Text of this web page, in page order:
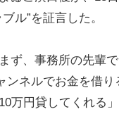
ル”を証言した。
ず、事務所の先輩
ンネルでお金を借
万円貸してくれる